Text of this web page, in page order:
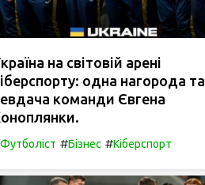
на світовій арені
одна нагорода та
команди Євгена
Футболіст #Бізнес #Кіберспорт